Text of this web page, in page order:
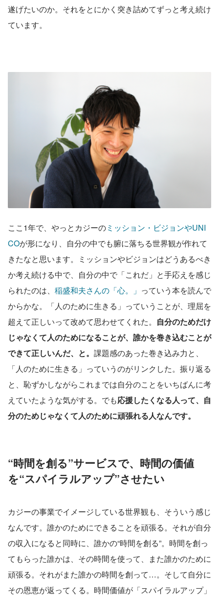
遂げたいのか。それをとにかく突き詰めてずっと考え続け
ています。
ここ1年で、やっとカジーのミッション・ビジョンやUNI
COが形になり、自分の中でも腑に落ちる世界観が作れて
きたなと思います。ミッションやビジョンはどうあるべき
か考え続ける中で、自分の中で「これだ」と手応えを感じ
られたのは、 稲盛和夫さんの「心。」 っていう本を読んで
からかな。「人のために生きる」っていうことが、理屈を
超えて正しいって改めて思わせてくれた。 自分のためだけ
じゃなくて人のためになることが、誰かを巻き込むことが
できて正しいんだ、と。 課題感のあった巻き込み力と、
「人のために生きる」っていうのがリンクした。振り返る
と、恥ずかしながらこれまでは自分のことをいちばんに考
えていたような気がする。でも応援したくなる人って、自
分のためじゃなくて人のために頑張れる人なんです。
“時間を創る”サービスで、時間の価値
を“スパイラルアップ”させたい
カジーの事業でイメージしている世界観も、そういう感じ
なんです。誰かのためにできることを頑張る。それが自分
の収入になると同時に、誰かの“時間を創る”。時間を創っ
てもらった誰かは、その時間を使って、また誰かのために
頑張る。それがまた誰かの時間を創って…。そして自分に
その恩恵が返ってくる。時間価値が「スパイラルアップ」